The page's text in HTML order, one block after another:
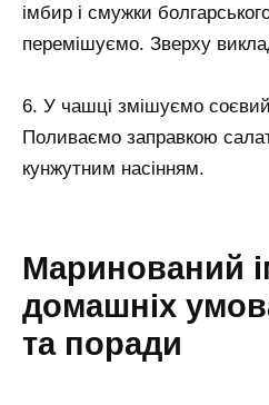
імбир і смужки
перемішуємо. Зверху
6. У чашці змішуємо
Поливаємо заправкою
кунжутним насінням.
Маринований
домашніх
та поради